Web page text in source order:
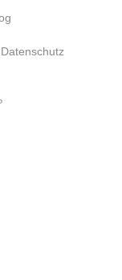
Datenschutz